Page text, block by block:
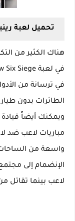
تحميل لعبة رينبو 6 للاندرويد
هناك الكثير من
في ترسانة من
الطائرات بدون
ويمكنك أيضاً
مباريات لاعب ضد
واسعة من الساحات
لاعب بينما تقاتل